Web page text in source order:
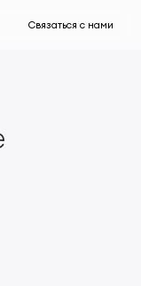
Связаться с нами